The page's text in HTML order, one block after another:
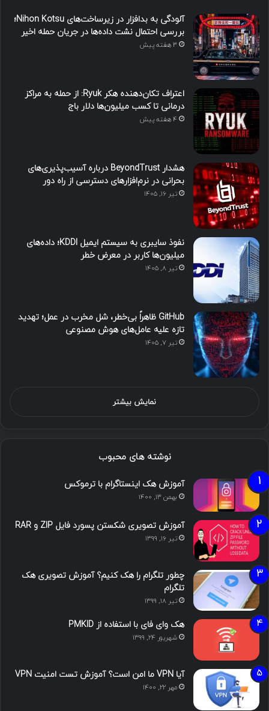
آلودگی به بدافزار در زیرساخت‌های Nihon Kotsu؛
بررسی احتمال نشت داده‌ها در جریان حمله اخیر
3 هفته پیش
اعتراف تکان‌دهنده هکر Ryuk: از حمله به مراکز
درمانی تا کسب میلیون‌ها دلار باج
4 هفته پیش
هشدار BeyondTrust درباره آسیب‌پذیری‌های
بحرانی در نرم‌افزارهای دسترسی از راه دور
تیر ۱۶, ۱۴۰۵
نفوذ سایبری به سیستم ایمیل KDDI؛ داده‌های
میلیون‌ها کاربر در معرض خطر
تیر ۸, ۱۴۰۵
GitHub ظاهراً بی‌خطر، شل مخرب در عمل؛ تهدید
تازه علیه عامل‌های هوش مصنوعی
تیر ۷, ۱۴۰۵
نمایش بیشتر
نوشته های محبوب
آموزش هک اینستاگرام با ترموکس
بهمن ۱۳, ۱۴۰۰
آموزش تصویری شکستن پسورد فایل ZIP و RAR
تیر ۱۶, ۱۳۹۹
چطور تلگرام را هک کنیم؟ آموزش تصویری هک
تلگرام
تیر ۱۸, ۱۳۹۹
هک وای فای با استفاده از PMKID
شهریور ۲۴, ۱۳۹۹
آیا VPN ما امن است؟ آموزش تست امنیت VPN
مهر ۲۲, ۱۴۰۰